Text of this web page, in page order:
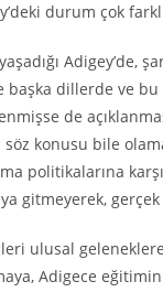
durum çok
Adigey’de,
başka dillerde ve
de
konusu bile
politikalarına
gitmeyerek,
ulusal
Adigece